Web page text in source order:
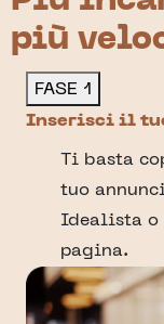
più
FASE 1
Inserisci il
Ti basta
tuo
Idealista o
pagina.